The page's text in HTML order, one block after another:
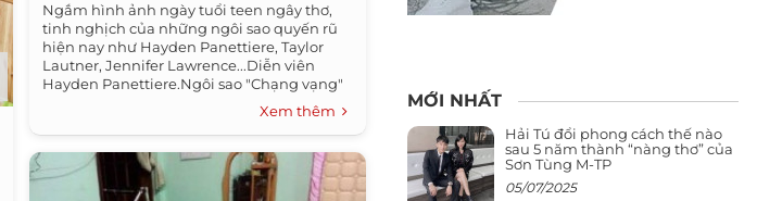
Ngắm hình ảnh ngày tuổi teen ngây thơ,
tinh nghịch của những ngôi sao quyến rũ
hiện nay như Hayden Panettiere, Taylor
Lautner, Jennifer Lawrence...Diễn viên
Hayden Panettiere.Ngôi sao "Chạng vạng"
Xem thêm
MỚI NHẤT
Hải Tú đổi phong cách thế nào
sau 5 năm thành “nàng thơ” của
Sơn Tùng M-TP
05/07/2025